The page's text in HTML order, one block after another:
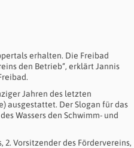
erhalten. Die Freibad
den Betrieb“, erklärt Jannis
Jahren des letzten
ausgestattet. Der Slogan für das
Wassers den Schwimm- und
2. Vorsitzender des Fördervereins,